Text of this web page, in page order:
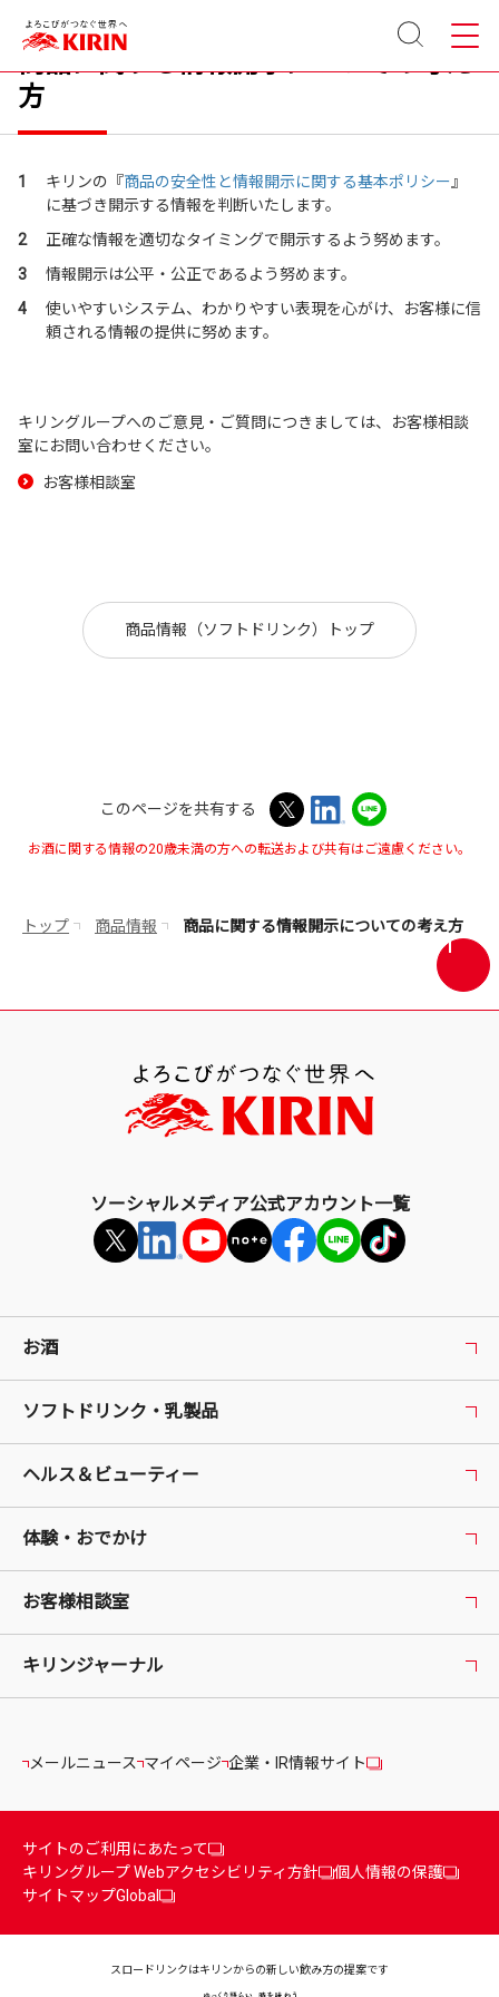
サイト
内検索
メニュ
ー
商品に関する情報開示についての考え
方
1 キリンの『商品の安全性と情報開示に関する基本ポリシー 』
に基づき開示する情報を判断いたします。
2
正確な情報を適切なタイミングで開示するよう努めます。
3
情報開示は公平・公正であるよう努めます。
4
使いやすいシステム、わかりやすい表現を心がけ、お客様に信
頼される情報の提供に努めます。
キリングループへのご意見・ご質問につきましては、お客様相談
室にお問い合わせください。
お客様相談室
商品情報（ソフトドリンク）トップ
このページを共有する
お酒に関する情報の20歳未満の方への転送および共有はご遠慮ください。
トップ 商品情報
商品に関する情報開示についての考え方
画
面
ソーシャルメディア公式アカウント一覧
お酒
ソフトドリンク・乳製品
ヘルス＆ビューティー
体験・おでかけ
お客様相談室
キリンジャーナル
メールニュース マイページ 企業・IR情報サイト
サイトのご利用にあたって
キリングループ Webアクセシビリティ方針
個人情報の保護
サイトマップGlobal
スロードリンクはキリンからの新しい飲み方の提案です